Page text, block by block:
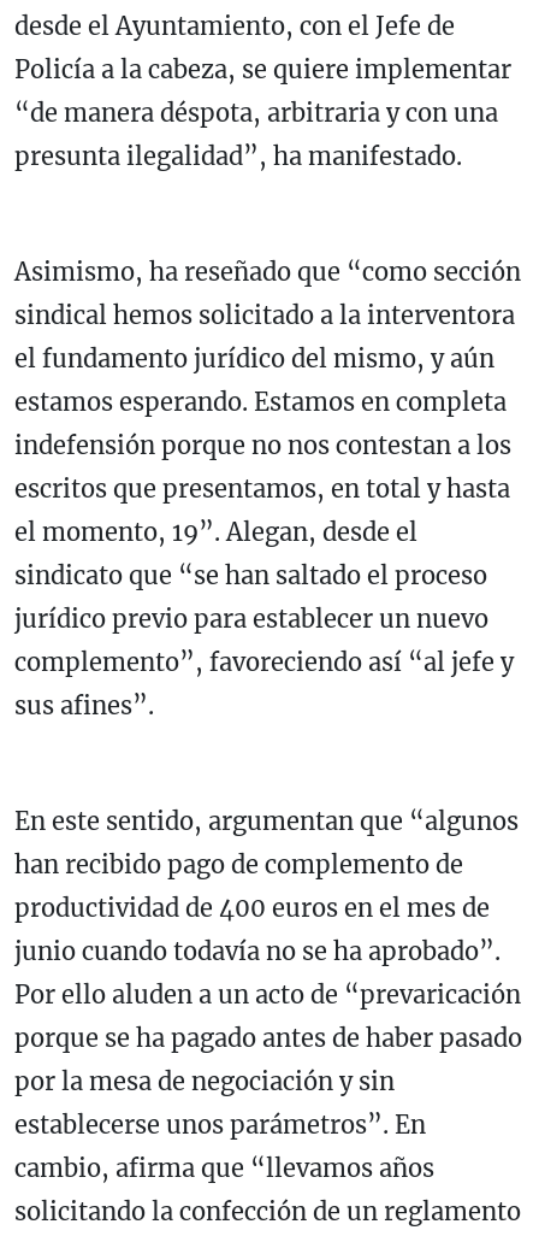
desde el Ayuntamiento, con el Jefe de
Policía a la cabeza, se quiere implementar
“de manera déspota, arbitraria y con una
presunta ilegalidad”, ha manifestado.
Asimismo, ha reseñado que “como sección
sindical hemos solicitado a la interventora
el fundamento jurídico del mismo, y aún
estamos esperando. Estamos en completa
indefensión porque no nos contestan a los
escritos que presentamos, en total y hasta
el momento, 19”. Alegan, desde el
sindicato que “se han saltado el proceso
jurídico previo para establecer un nuevo
complemento”, favoreciendo así “al jefe y
sus afines”.
En este sentido, argumentan que “algunos
han recibido pago de complemento de
productividad de 400 euros en el mes de
junio cuando todavía no se ha aprobado”.
Por ello aluden a un acto de “prevaricación
porque se ha pagado antes de haber pasado
por la mesa de negociación y sin
establecerse unos parámetros”. En
cambio, afirma que “llevamos años
solicitando la confección de un reglamento